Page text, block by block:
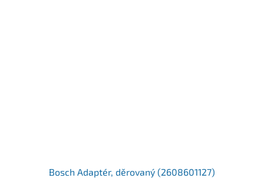
Bosch Adaptér, děrovaný (2608601127)